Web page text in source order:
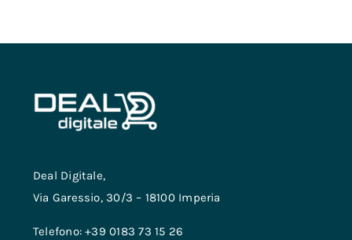
Deal Digitale,
Via Garessio, 30/3 – 18100 Imperia
Telefono: +39 0183 73 15 26